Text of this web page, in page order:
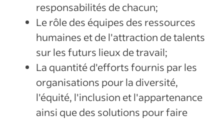
responsabilités de chacun;
Le rôle des équipes des ressources
humaines et de l'attraction de talents
sur les futurs lieux de travail;
La quantité d'efforts fournis par les
organisations pour la diversité,
l'équité, l'inclusion et l'appartenance
ainsi que des solutions pour faire